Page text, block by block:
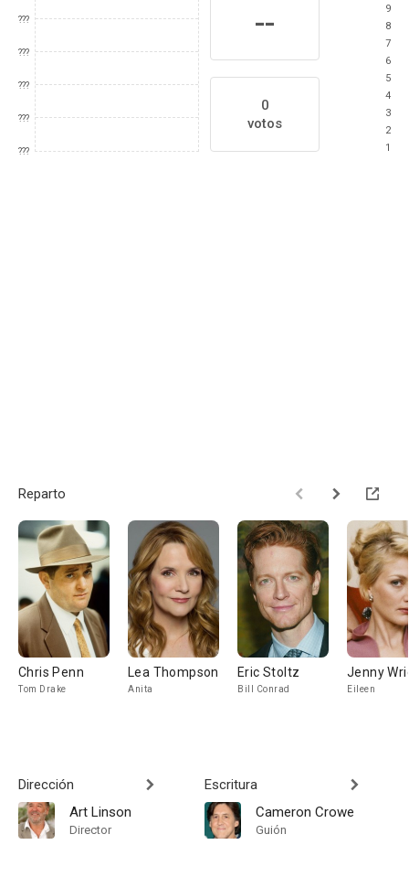
???
???
???
???
???
--
0
votos
9
8
7
6
5
4
3
2
1
Reparto
Chris Penn
Tom Drake
Lea Thompson
Anita
Eric Stoltz
Bill Conrad
Jenny
Eileen
Dirección
Art Linson
Director
Escritura
Cameron Crowe
Guión